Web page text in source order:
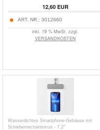
12,60EUR
ART. NR.: 3012660
inkl. 19 % MwSt. zzgl.
VERSANDKOSTEN
Wasserdichtes Smartphone-Gehäuse mit
Schiebemechanismus - 7,2"